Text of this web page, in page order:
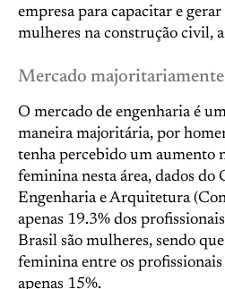
empresa para capacitar e
mulheres na construção civil,
Mercado
O mercado de engenharia é
maneira majoritária, por
tenha percebido um aumento
feminina nesta área, dados do
Engenharia e Arquitetura
apenas 19.3% dos
Brasil são mulheres, sendo
feminina entre os profissionais
apenas 15%.